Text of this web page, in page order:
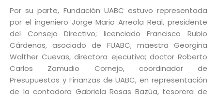
Por su parte, Fundación UABC estuvo representada
por el ingeniero Jorge Mario Arreola Real, presidente
del Consejo Directivo; licenciado Francisco Rubio
Cárdenas, asociado de FUABC; maestra Georgina
Walther Cuevas, directora ejecutiva; doctor Roberto
Carlos Zamudio Cornejo, coordinador de
Presupuestos y Finanzas de UABC, en representación
de la contadora Gabriela Rosas Bazúa, tesorera de